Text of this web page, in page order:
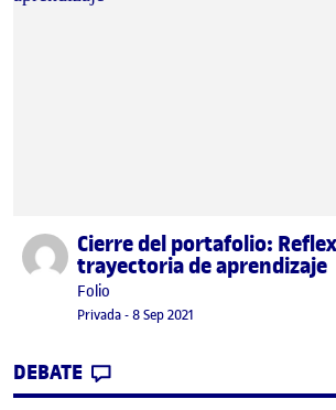
Publicado porCierre del portafolio:
trayectoria de aprendizaje
Publicado por
Folio
Visibilidad:
Privada-Fecha de publicación
8 Sep 2021
DEBATE